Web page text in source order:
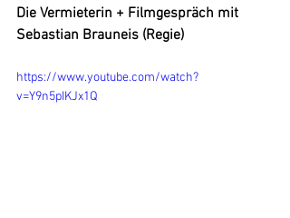
Die Vermieterin + Filmgespräch mit
Sebastian Brauneis (Regie)
https://www.youtube.com/watch?
v=Y9n5pIKJx1Q